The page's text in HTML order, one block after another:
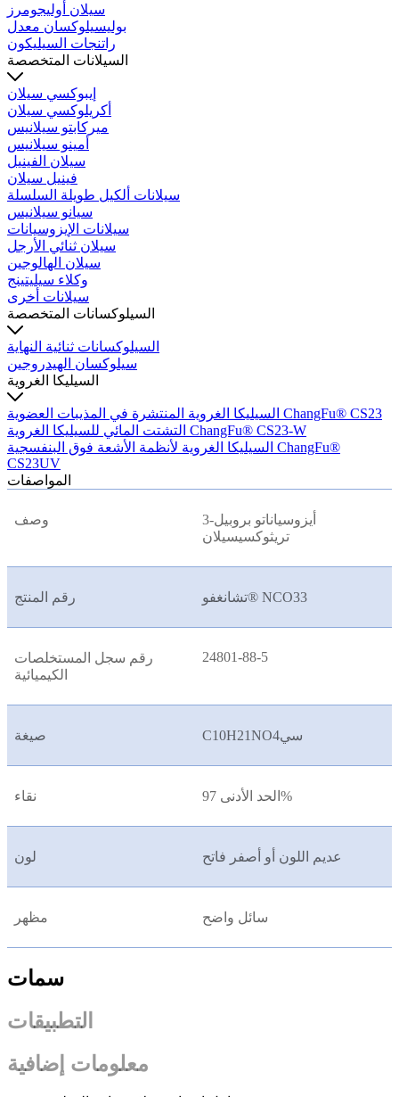
سيلان أوليجومرز
بوليسيلوكسان معدل
راتنجات السيليكون
السيلانات المتخصصة
إيبوكسي سيلان
أكريلوكسي سيلان
ميركابتو سيلانيس
أمينو سيلانيس
سيلان الفينيل
فينيل سيلان
سيلانات ألكيل طويلة السلسلة
سيانو سيلانيس
سيلانات الإيزوسيانات
سيلان ثنائي الأرجل
سيلان الهالوجين
وكلاء سيليتينج
سيلانات أخرى
السيلوكسانات المتخصصة
السيلوكسانات ثنائية النهاية
سيلوكسان الهيدروجين
السيليكا الغروية
السيليكا الغروية المنتشرة في المذيبات العضوية ChangFu® CS23
التشتت المائي للسيليكا الغروية ChangFu® CS23-W
السيليكا الغروية لأنظمة الأشعة فوق البنفسجية ChangFu®
CS23UV
المواصفات
وصف
3-أيزوسياناتو بروبيل
تريثوكسيسيلان
رقم المنتج تشانغفو® NCO33
رقم سجل المستخلصات
الكيميائية
24801-88-5
صيغة C10H21NO4سي
نقاء الحد الأدنى 97%
لون عديم اللون أو أصفر فاتح
مظهر سائل واضح
سمات
التطبيقات
معلومات إضافية